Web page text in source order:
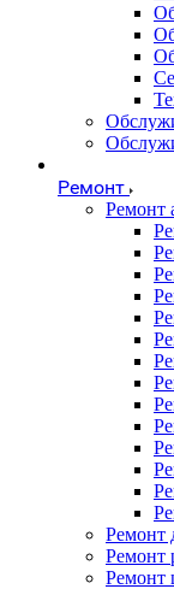
Ремонт
Ремонт
Ремонт
Ремонт
Ремонт